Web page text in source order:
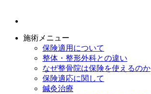
施術メニュー
保険適用について
整体・整形外科との違い
なぜ整骨院は保険を使えるのか
保険適応に関して
鍼灸治療